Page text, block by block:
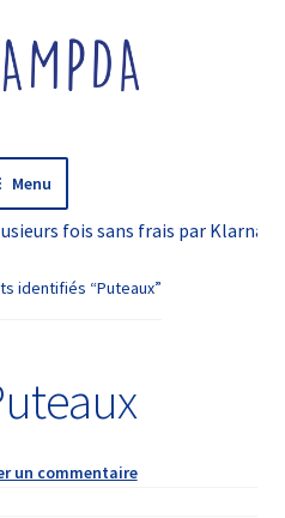
Menu
fois sans frais par Klarna
identifiés “Puteaux”
un commentaire